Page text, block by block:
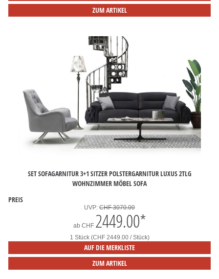
ZUM ARTIKEL
SET SOFAGARNITUR 3+1 SITZER POLSTERGARNITUR LUXUS 2TLG
WOHNZIMMER MÖBEL SOFA
PREIS
UVP: CHF 3070.00
ab CHF 2449.00*
1 Stück (CHF 2449.00 / Stück)
AUF DIE MERKLISTE
ZUM ARTIKEL